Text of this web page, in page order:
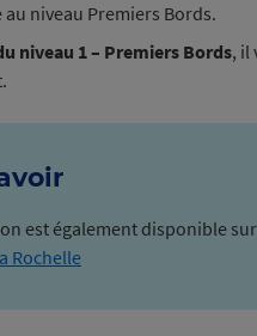
au niveau Premiers Bords.
niveau 1 – Premiers Bords, il
est également disponible
Rochelle